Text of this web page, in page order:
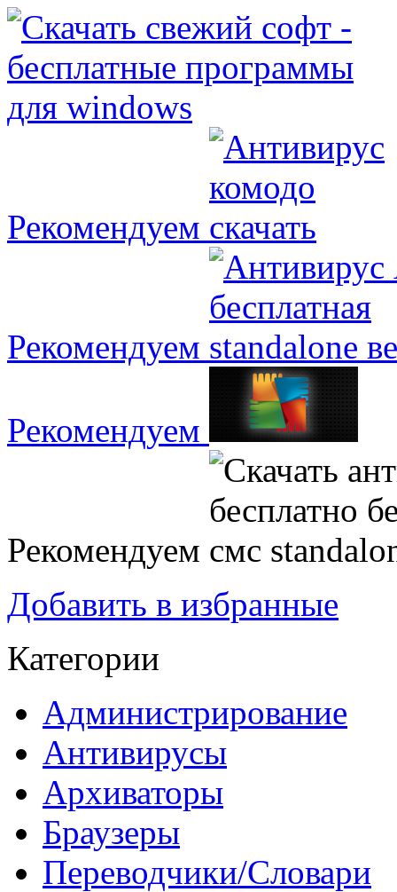
Рекомендуем
Рекомендуем
Рекомендуем
Рекомендуем
Добавить в избранные
Категории
Администрирование
Антивирусы
Архиваторы
Браузеры
Переводчики/Словари